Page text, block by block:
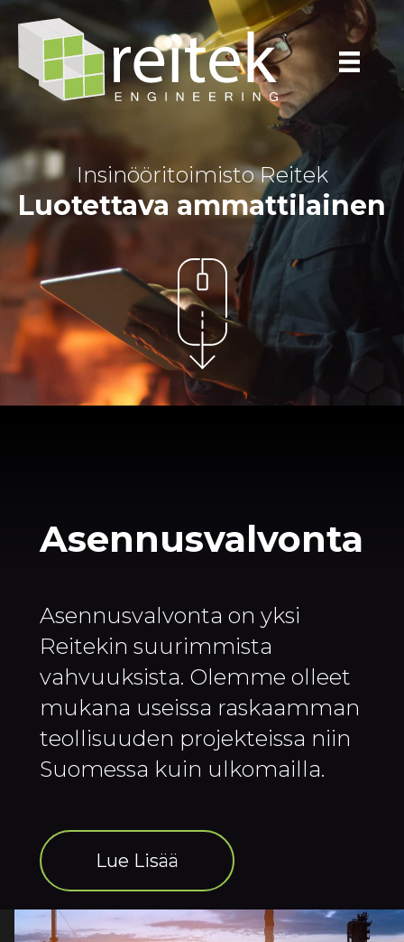
Insinööritoimisto Reitek
Luotettava ammattilainen
Asennusvalvonta
Asennusvalvonta on yksi
Reitekin suurimmista
vahvuuksista. Olemme olleet
mukana useissa raskaamman
teollisuuden projekteissa niin
Suomessa kuin ulkomailla.
Lue Lisää